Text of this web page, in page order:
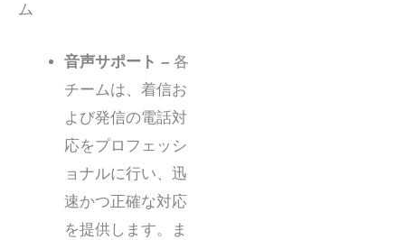
ム
音声サポート – 各
チームは、着信お
よび発信の電話対
応をプロフェッシ
ョナルに行い、迅
速かつ正確な対応
を提供します。ま